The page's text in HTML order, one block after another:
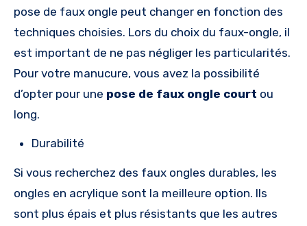
pose de faux ongle peut changer en fonction des
techniques choisies. Lors du choix du faux-ongle, il
est important de ne pas négliger les particularités.
Pour votre manucure, vous avez la possibilité
d’opter pour une pose de faux ongle court ou
long.
Durabilité
Si vous recherchez des faux ongles durables, les
ongles en acrylique sont la meilleure option. Ils
sont plus épais et plus résistants que les autres